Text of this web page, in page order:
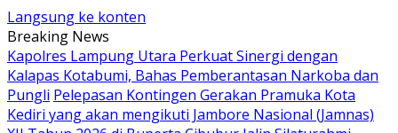
Langsung ke konten
Breaking News
Kapolres Lampung Utara Perkuat Sinergi dengan
Kalapas Kotabumi, Bahas Pemberantasan Narkoba dan
Pungli Pelepasan Kontingen Gerakan Pramuka Kota
Kediri yang akan mengikuti Jambore Nasional (Jamnas)